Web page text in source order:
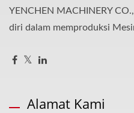
YENCHEN MACHINERY
diri dalam memproduksi
Alamat Kami